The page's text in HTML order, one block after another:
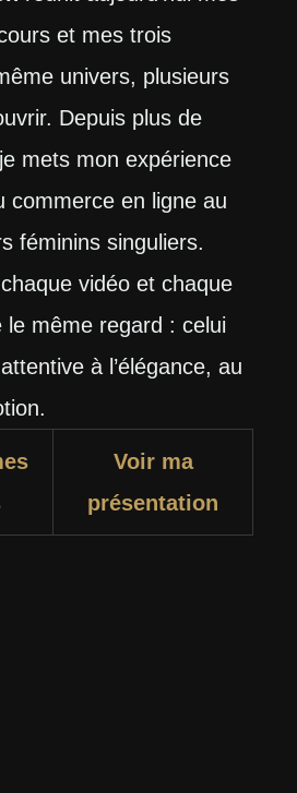
et mes trois
univers, plusieurs
Depuis plus de
mets mon expérience
commerce en ligne au
féminins singuliers.
vidéo et chaque
le même regard : celui
à l’élégance, au
Voir ma
présentation